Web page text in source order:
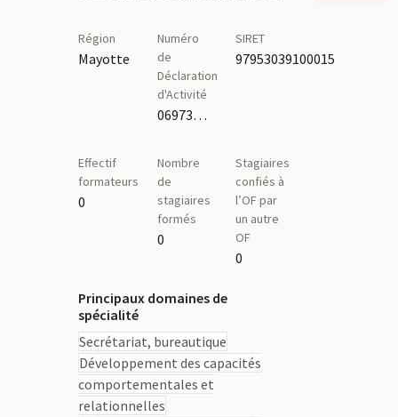
Région
Mayotte
Numéro
de
Déclaration
d'Activité
06973523297
SIRET
97953039100015
Effectif
formateurs
0
Nombre
de
stagiaires
formés
0
Stagiaires
confiés à
l’OF par
un autre
OF
0
Principaux domaines de
spécialité
Secrétariat, bureautique
Développement des capacités
comportementales et
relationnelles